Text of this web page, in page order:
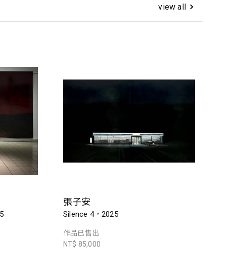
view all
張子安
Silence 4，2025
作品已售出
NT$ 85,000